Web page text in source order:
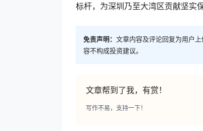
标杆，为深圳乃至大湾区贡献坚实
免责声明： 文章内容及评论回复为用户
容不构成投资建议。
文章帮到了我，有赏！
写作不易，支持一下！